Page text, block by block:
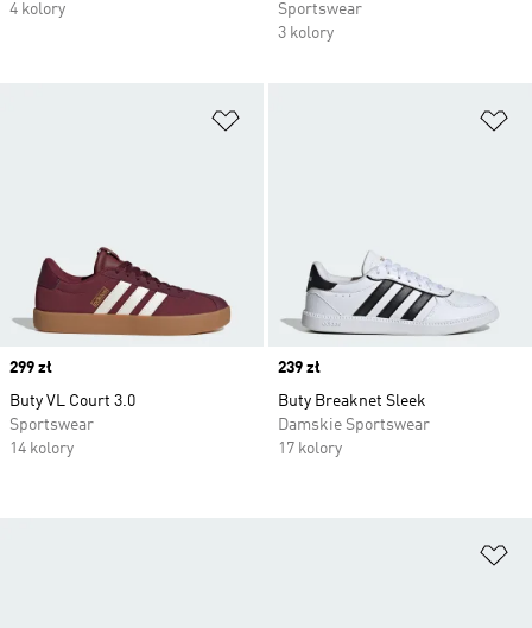
4 kolory
Sportswear
3 kolory
Price
299 zł
Buty VL Court 3.0
Sportswear
14 kolory
Price
239 zł
Buty Breaknet Sleek
Damskie Sportswear
17 kolory